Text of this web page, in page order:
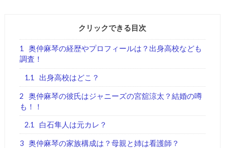
クリックできる目次
1 奥仲麻琴の経歴やプロフィールは？出身高校なども
調査！
1.1 出身高校はどこ？
2
奥仲麻琴の彼氏はジャニーズの宮舘涼太？結婚の噂
も！！
2.1 白石隼人は元カレ？
3 奥仲麻琴の家族構成は？母親と姉は看護師？